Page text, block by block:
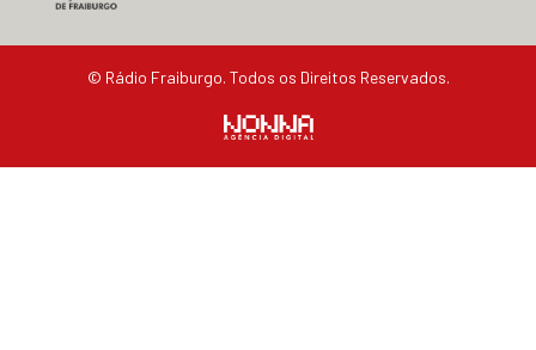
© Rádio Fraiburgo. Todos os Direitos Reservados.